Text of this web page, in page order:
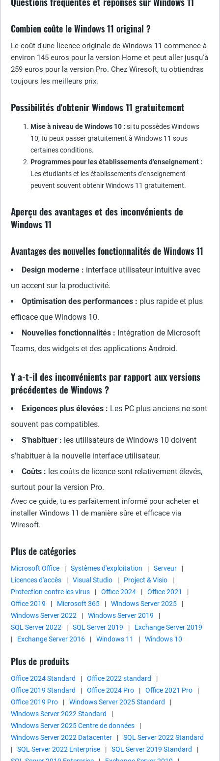
Combien coûte le Windows 11 original ?
Le coût d'une licence originale de Windows 11 commence à
environ 145 euros pour la version Home et peut aller jusqu'à
259 euros pour la version Pro. Chez Wiresoft, tu obtiendras
toujours les meilleurs prix.
Possibilités d'obtenir Windows 11 gratuitement
Mise à niveau de Windows 10 : si tu possèdes Windows
10, tu peux passer gratuitement à Windows 11 sous
certaines conditions.
Programmes pour les établissements d'enseignement :
Les étudiants et les établissements d'enseignement
peuvent souvent obtenir Windows 11 gratuitement.
Aperçu des avantages et des inconvénients de
Windows 11
Avantages des nouvelles fonctionnalités de Windows 11
Design moderne : interface utilisateur intuitive avec
un accent sur la productivité.
Optimisation des performances : plus rapide et plus
efficace que Windows 10.
Nouvelles fonctionnalités : Intégration de Microsoft
Teams, des widgets et des applications Android.
Y a-t-il des inconvénients par rapport aux versions
précédentes de Windows ?
Exigences plus élevées : Les PC plus anciens ne sont
souvent pas compatibles.
S'habituer : les utilisateurs de Windows 10 doivent
s'habituer à la nouvelle interface utilisateur.
Coûts : les coûts de licence sont relativement élevés,
surtout pour la version Pro.
Avec ce guide, tu es parfaitement informé pour acheter et
installer Windows 11 de manière sûre et efficace via
Wiresoft.
Plus de catégories
Microsoft Office | Systèmes d'exploitation | Serveur
|
Licences d'accès
| Visual Studio | Project & Visio
|
Protection contre les virus
| Office 2024 | Office 2021
|
Office 2019
| Microsoft 365 | Windows Server 2025
|
Windows Server 2022
| Windows Server 2019
|
SQL Server 2022
| SQL Server 2019 |
Exchange Server 2019
|
Exchange Server 2016 | Windows 11 | Windows 10
Plus de produits
Office 2024 Standard | Office 2022 standard
|
Office 2019 Standard
| Office 2024 Pro | Office 2021 Pro
|
Office 2019 Pro
| Windows Server 2025 Standard
|
Windows Server 2022 Standard
|
Windows Server 2025 Centre de données
|
Windows Server 2022 Datacenter
|
SQL Server 2022 Standard
|
SQL Server 2022 Enterprise | SQL Server 2019 Standard
|